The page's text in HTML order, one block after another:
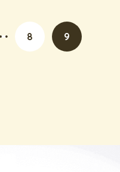
8 9